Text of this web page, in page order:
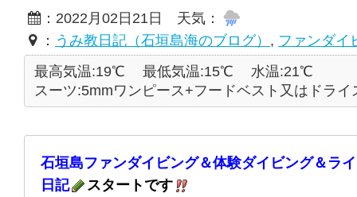
：2022月02日21日 天気：
： うみ教日記（石垣島海のブログ） , ファンダイ
最高気温:19℃
最低気温:15℃
水温:21℃
スーツ:5mmワンピース+フードベスト又はドライ
石垣島ファンダイビング＆体験ダイビング＆ラ
日記
スタートです